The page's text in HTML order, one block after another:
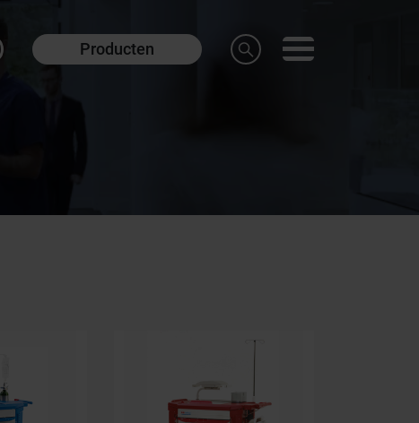
Producten